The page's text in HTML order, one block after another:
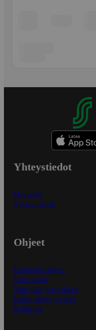
Yhteystiedot
Myymälät
Asiakaspalvelu
Ohjeet
Ensitilaajan ohjeet
Näin maksat
Näin tilaat ja muokkaat
Kaikki ohjeet ja vinkit
In English